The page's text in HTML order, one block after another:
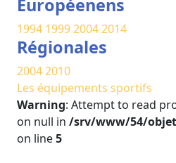
Européenens
1994 199920042014
Régionales
20042010
Les équipements sportifs
Warning: Attempt to read
on null in /srv/www/54/
on line5